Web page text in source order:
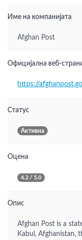
Име на компанијата
Afghan Post
Официјална веб-
https://
Статус
Активна
Оцена
4.2 / 5.0
Опис
Afghan Post is a
Kabul, Afghanistan,